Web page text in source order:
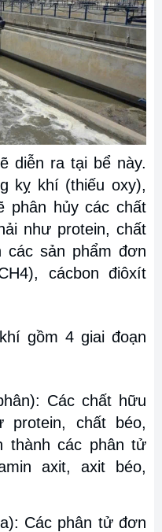
diễn ra tại bể này.
kỵ khí (thiếu oxy),
phân hủy các chất
như protein, chất
các sản phẩm đơn
cácbon điôxít
gồm 4 giai đoạn
Các chất hữu
chất béo,
thành các phân tử
axit, axit béo,
Các phân tử đơn